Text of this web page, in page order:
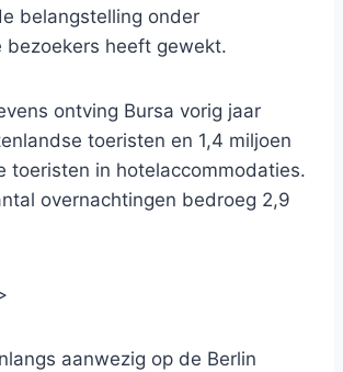
belangstelling onder
bezoekers heeft gewekt.
ontving Bursa vorig jaar
toeristen en 1,4 miljoen
toeristen in hotelaccommodaties.
overnachtingen bedroeg 2,9
aanwezig op de Berlin